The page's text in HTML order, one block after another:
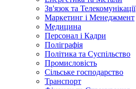
Зв'язок та Телекомунікації
Маркетинг і Менеджмент
Медицина
Персонал і Кадри
Поліграфія
Політика та Суспільство
Промисловість
Сільське господарство
Транспорт